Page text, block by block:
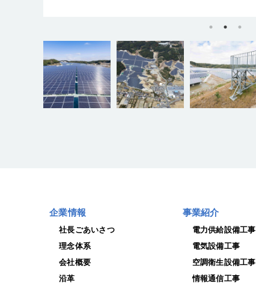
企業情報
社長ごあいさつ
理念体系
会社概要
沿革
事業紹介
電力供給設備工事
電気設備工事
空調衛生設備工事
情報通信工事